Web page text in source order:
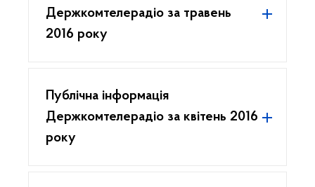
Держкомтелерадіо за травень
2016 року
Публічна інформація
Держкомтелерадіо за квітень 2016
року